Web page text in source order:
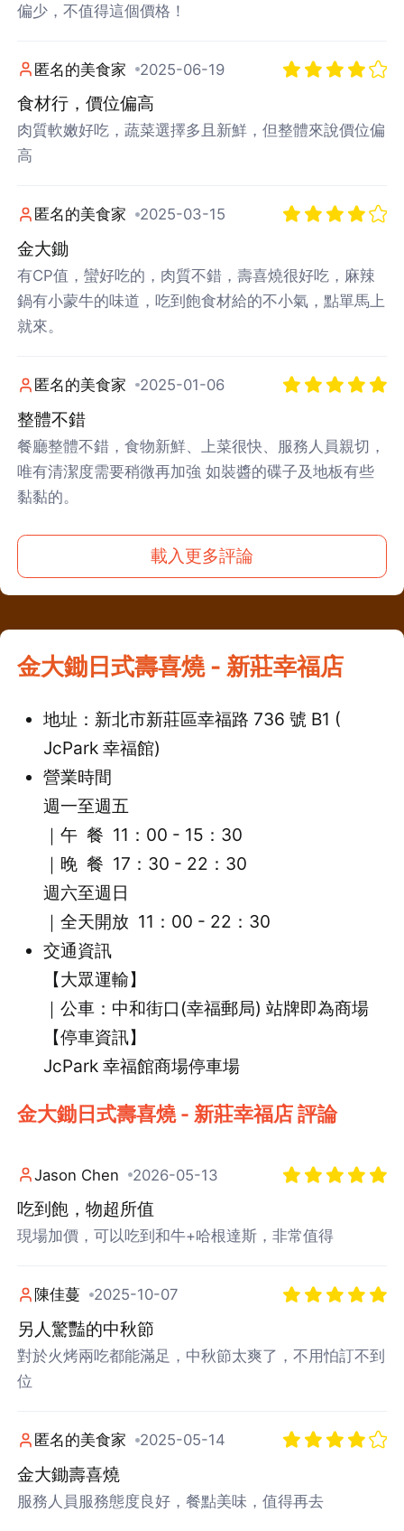
偏少，不值得這個價格！
匿名的美食家 2025-06-19
食材行，價位偏高
肉質軟嫩好吃，蔬菜選擇多且新鮮，但整體來說價位偏
高
匿名的美食家 2025-03-15
金大鋤
有CP值，蠻好吃的，肉質不錯，壽喜燒很好吃，麻辣
鍋有小蒙牛的味道，吃到飽食材給的不小氣，點單馬上
就來。
匿名的美食家 2025-01-06
整體不錯
餐廳整體不錯，食物新鮮、上菜很快、服務人員親切，
唯有清潔度需要稍微再加強 如裝醬的碟子及地板有些
黏黏的。
載入更多評論
金大鋤日式壽喜燒 - 新莊幸福店
地址：新北市新莊區幸福路 736 號 B1 (
JcPark 幸福館)
營業時間
週一至週五
｜午 餐 11：00 - 15：30
｜ 晚 餐 17：30 - 22：30
週六至週日
｜全天開放 11：00 - 22：30
交通資訊
【大眾運輸】
｜公車：中和街口(幸福郵局) 站牌即為商場
【停車資訊】
JcPark 幸福館商場停車場
金大鋤日式壽喜燒 - 新莊幸福店 評論
Jason Chen 2026-05-13
吃到飽，物超所值
現場加價，可以吃到和牛+哈根達斯，非常值得
陳佳蔓 2025-10-07
另人驚豔的中秋節
對於火烤兩吃都能滿足，中秋節太爽了，不用怕訂不到
位
匿名的美食家 2025-05-14
金大鋤壽喜燒
服務人員服務態度良好，餐點美味，值得再去